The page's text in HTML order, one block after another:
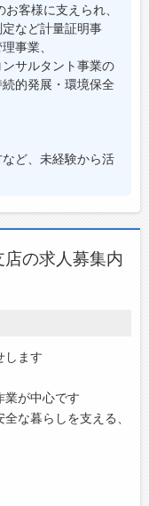
客様に支えられ、
など計量証明事
事業、
サルタント事業の
的発展・環境保全
ど、未経験から活
の求人募集内
します
業が中心です
な暮らしを支える、